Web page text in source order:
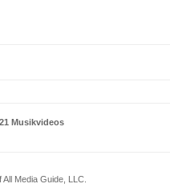
Musikvideos
Media Guide, LLC.